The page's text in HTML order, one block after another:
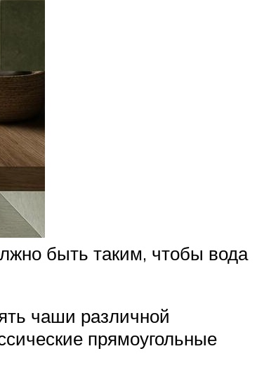
быть таким, чтобы вода
чаши различной
прямоугольные